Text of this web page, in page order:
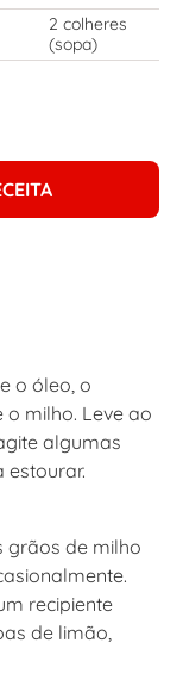
2 colheres
(sopa)
o óleo, o
o milho. Leve ao
algumas
estourar.
grãos de milho
recipiente
de limão,